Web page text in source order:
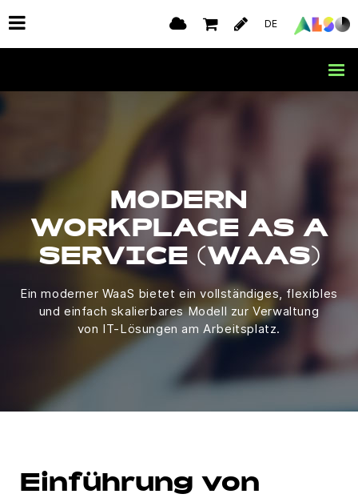
DE
MODERN
WORKPLACE AS A
SERVICE (WAAS)
Ein moderner WaaS bietet ein vollständiges, flexibles
und einfach skalierbares Modell zur Verwaltung
von IT-Lösungen am Arbeitsplatz.
Einführung von